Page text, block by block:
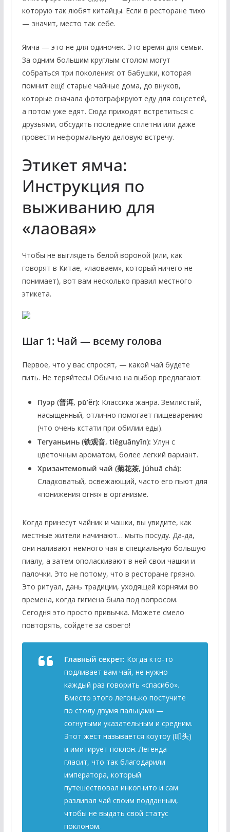
которую так любят китайцы. Если в ресторане тихо
— значит, место так себе.
Ямча — это не для одиночек. Это время для семьи.
За одним большим круглым столом могут
собраться три поколения: от бабушки, которая
помнит ещё старые чайные дома, до внуков,
которые сначала фотографируют еду для соцсетей,
а потом уже едят. Сюда приходят встретиться с
друзьями, обсудить последние сплетни или даже
провести неформальную деловую встречу.
Этикет ямча:
Инструкция по
выживанию для
«лаовая»
Чтобы не выглядеть белой вороной (или, как
говорят в Китае, «лаоваем», который ничего не
понимает), вот вам несколько правил местного
этикета.
Шаг 1: Чай — всему голова
Первое, что у вас спросят, — какой чай будете
пить. Не теряйтесь! Обычно на выбор предлагают:
Пуэр (普洱, pǔ’ěr): Классика жанра. Землистый,
насыщенный, отлично помогает пищеварению
(что очень кстати при обилии еды).
Тегуаньинь (铁观音, tiěguānyīn): Улун с
цветочным ароматом, более легкий вариант.
Хризантемовый чай (菊花茶, júhuā chá):
Сладковатый, освежающий, часто его пьют для
«понижения огня» в организме.
Когда принесут чайник и чашки, вы увидите, как
местные жители начинают… мыть посуду. Да-да,
они наливают немного чая в специальную большую
пиалу, а затем ополаскивают в ней свои чашки и
палочки. Это не потому, что в ресторане грязно.
Это ритуал, дань традиции, уходящей корнями во
времена, когда гигиена была под вопросом.
Сегодня это просто привычка. Можете смело
повторять, сойдете за своего!
Главный секрет: Когда кто-то
подливает вам чай, не нужно
каждый раз говорить «спасибо».
Вместо этого легонько постучите
по столу двумя пальцами —
согнутыми указательным и средним.
Этот жест называется коутоу(叩头)
и имитирует поклон. Легенда
гласит, что так благодарили
императора, который
путешествовал инкогнито и сам
разливал чай своим подданным,
чтобы не выдать свой статус
поклоном.